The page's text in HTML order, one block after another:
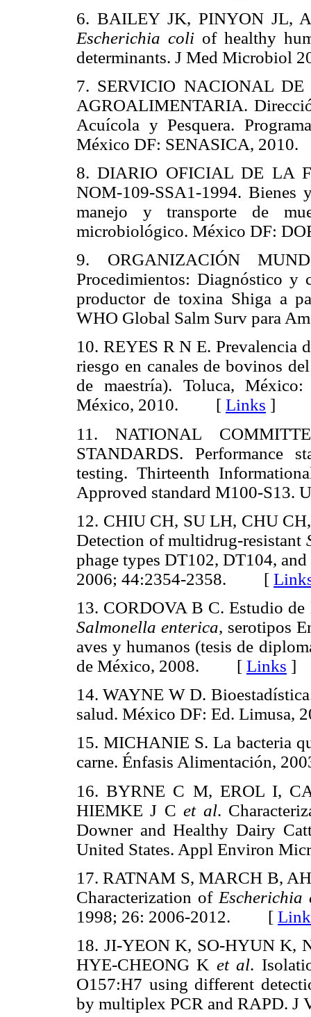
6. BAILEY JK, PINYON JL,
Escherichia coliof healthy
determinants. J Med
7. SERVICIO NACIONAL
AGROALIMENTARIA.
Acuícola y Pesquera.
México DF: SENASICA,
8. DIARIO OFICIAL DE LA
NOM-109-SSA1-1994. Bienes
manejo y transporte de
microbiológico. México DF:
9. ORGANIZACIÓN
Procedimientos: Diagnóstico y
productor de toxina Shiga a
WHO Global Salm Surv para
10. REYES R N E. Prevalencia
riesgo en canales de bovinos
de maestría). Toluca,
México, 2010. [ Links ]
11. NATIONAL
STANDARDS. Performance
testing. Thirteenth
Approved standard M100-
12. CHIU CH, SU LH, CHU
Detection of multidrug-resistant
phage types DT102, DT104,
2006; 44:2354-2358. [
13. CORDOVA B C. Estudio de
Salmonella enterica, serotipos
aves y humanos (tesis de
de México, 2008. [ Links ]
14. WAYNE W D.
salud. México DF: Ed.
15. MICHANIE S. La bacteria
carne. Énfasis Alimentación,
16. BYRNE C M, EROL I,
HIEMKE J Cet al.
Downer and Healthy Dairy
United States. Appl Environ
17. RATNAM S, MARCH B,
Characterization of Escherichia
1998; 26: 2006-2012. [
18. JI-YEON K, SO-HYUN K,
HYE-CHEONG K et al.
O157:H7 using different
by multiplex PCR and